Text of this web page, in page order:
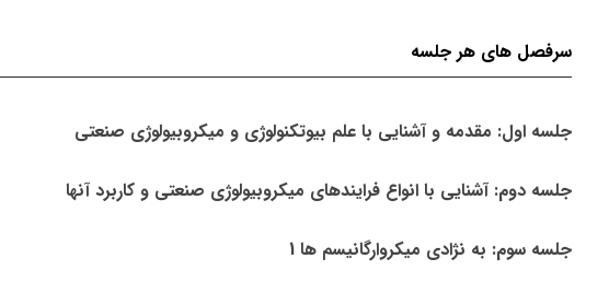
سرفصل های هر جلسه
جلسه اول: مقدمه و آشنایی با علم بیوتکنولوژی و میکروبیولوژی صنعتی
جلسه دوم: آشنایی با انواع فرایندهای میکروبیولوژی صنعتی و کاربرد آنها
جلسه سوم: به نژادی میکروارگانیسم ها 1